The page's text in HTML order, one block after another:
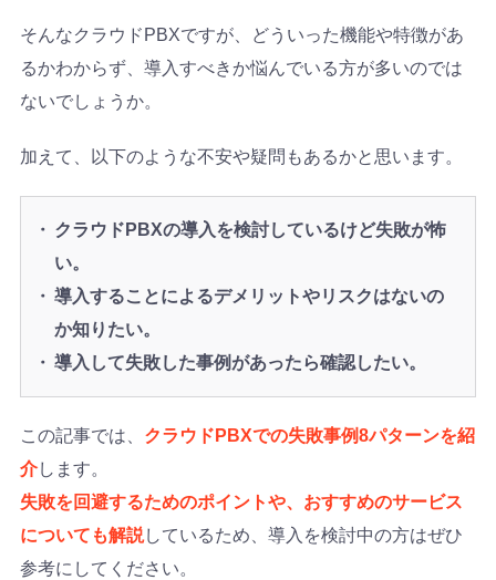
そんなクラウドPBXですが、どういった機能や特徴があ
るかわからず、導入すべきか悩んでいる方が多いのでは
ないでしょうか。
加えて、以下のような不安や疑問もあるかと思います。
クラウドPBXの導入を検討しているけど失敗が怖
い。
導入することによるデメリットやリスクはないの
か知りたい。
導入して失敗した事例があったら確認したい。
この記事では、 クラウドPBXでの失敗事例8パターンを紹
介します。
失敗を回避するためのポイントや、おすすめのサービス
についても解説しているため、導入を検討中の方はぜひ
参考にしてください。